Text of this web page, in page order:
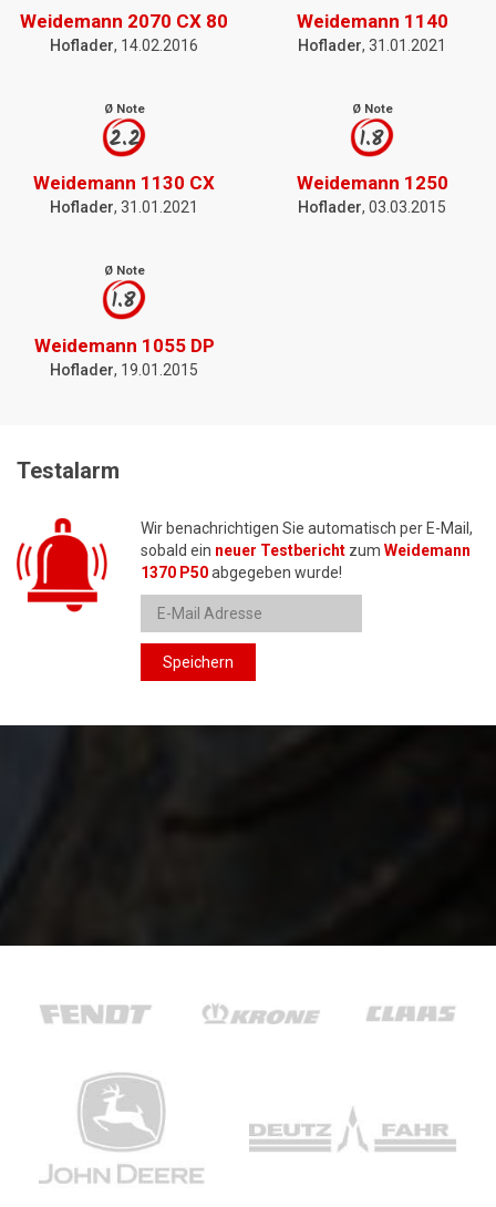
Weidemann 2070 CX 80
Hoflader, 14.02.2016
Weidemann 1140
Hoflader, 31.01.2021
Ø Note
2.2
Weidemann 1130 CX
Hoflader, 31.01.2021
Ø Note
1.8
Weidemann 1250
Hoflader, 03.03.2015
Ø Note
1.8
Weidemann 1055 DP
Hoflader, 19.01.2015
Testalarm
Wir benachrichtigen Sie automatisch per E-Mail,
sobald ein neuer Testbericht zum Weidemann
1370 P50abgegeben wurde!
Speichern